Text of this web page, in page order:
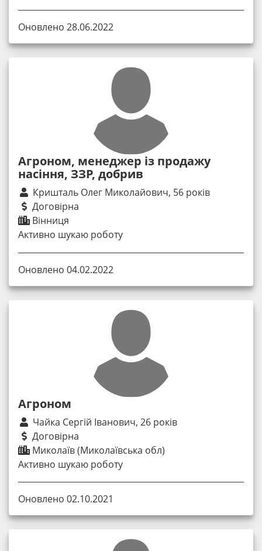
Оновлено 28.06.2022
Агроном, менеджер із продажу
насіння, ЗЗР, добрив
Кришталь Олег Миколайович, 56 років
Договірна
Вінниця
Активно шукаю роботу
Оновлено 04.02.2022
Агроном
Чайка Сергій Іванович, 26 років
Договірна
Миколаїв (Миколаївська обл)
Активно шукаю роботу
Оновлено 02.10.2021